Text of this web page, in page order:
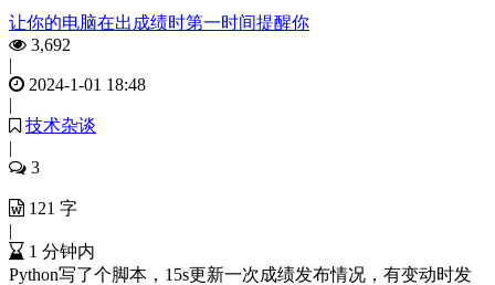
让你的电脑在出成绩时第一时间提醒你
3,692
|
2024-1-01 18:48
|
技术杂谈
|
3
121 字
|
1 分钟内
Python写了个脚本，15s更新一次成绩发布情况，有变动时发